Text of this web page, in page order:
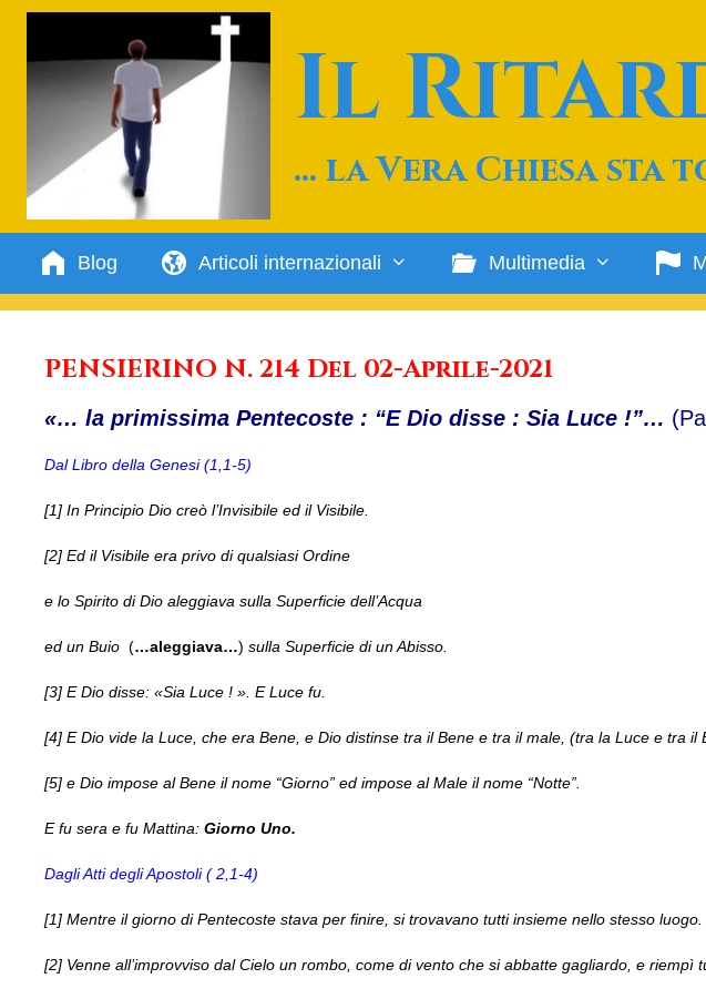
contenuto
Il
… la Vera Chiesa sta
Blog Articoli internazionali Multimedia
PENSIERINO N. 214 Del 02-Aprile-2021
«… la primissima Pentecoste : “E Dio disse : Sia Luce !”…
Dal Libro della Genesi (1,1-5)
[1] In Principio Dio creò l’Invisibile ed il Visibile.
[2] Ed il Visibile era privo di qualsiasi Ordine
e lo Spirito di Dio aleggiava sulla Superficie dell’Acqua
ed un Buio (…aleggiava…) sulla Superficie di un Abisso.
[3] E Dio disse: «Sia Luce ! ». E Luce fu.
[4] E Dio vide la Luce, che era Bene, e Dio distinse tra il Bene e tra il male, (tra la Luce e tra il
[5] e Dio impose al Bene il nome “Giorno” ed impose al Male il nome “Notte”.
E fu sera e fu Mattina: Giorno Uno.
Dagli Atti degli Apostoli ( 2,1-4)
[1] Mentre il giorno di Pentecoste stava per finire, si trovavano tutti insieme nello stesso luogo.
[2] Venne all’improvviso dal Cielo un rombo, come di vento che si abbatte gagliardo, e riempì